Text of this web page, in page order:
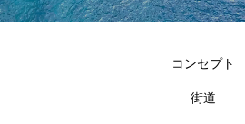
コンセプト
街道